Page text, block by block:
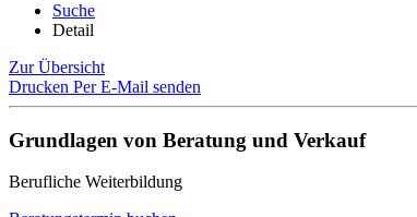
Suche
Detail
Zur Übersicht
Drucken Per E-Mail senden
Grundlagen von Beratung und Verkauf
Berufliche Weiterbildung